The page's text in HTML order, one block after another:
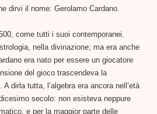
dirvi il nome: Gerolamo Cardano.
come tutti i suoi contemporanei.
nella divinazione; ma era anche
era nato per essere un giocatore
del gioco trascendeva la
dirla tutta, l’algebra era ancora nell’età
secolo: non esisteva neppure
e per la maggior parte delle